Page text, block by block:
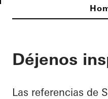
Déjenos
Las referencias de